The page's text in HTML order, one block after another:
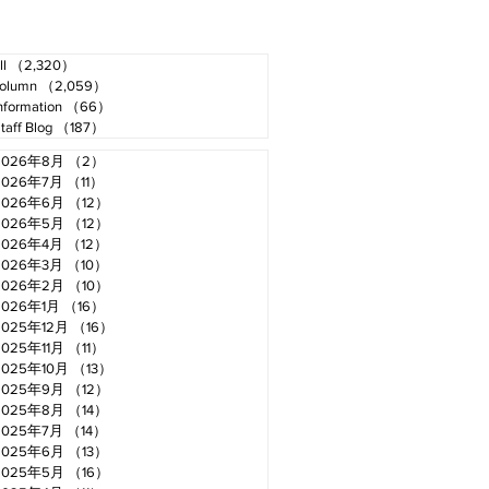
（2,320）
（2,059）
（66）
Blog
（187）
年8月 （2）
年7月
（11）
年6月
（12）
年5月
（12）
年4月
（12）
年3月
（10）
年2月
（10）
年1月
（16）
年12月
（16）
年11月
（11）
年10月
（13）
年9月
（12）
年8月
（14）
年7月
（14）
年6月
（13）
年5月
（16）